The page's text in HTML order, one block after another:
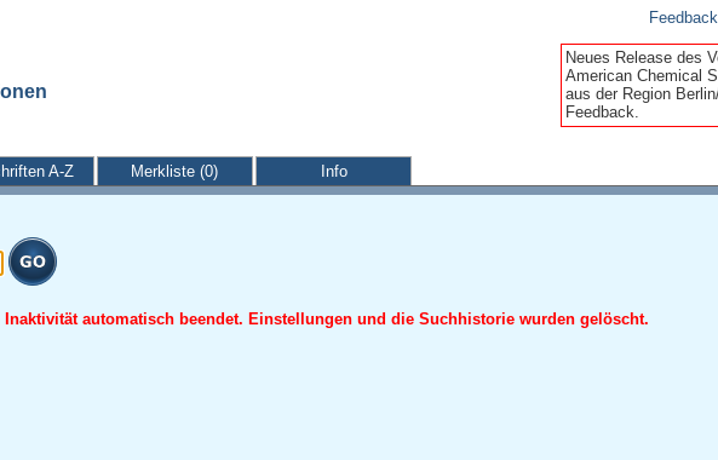
Feedback
Neues Release des
American Chemical
aus der Region
Feedback.
A-Z Merkliste (0) Info
automatisch beendet. Einstellungen und die Suchhistorie wurden gelöscht.